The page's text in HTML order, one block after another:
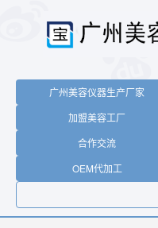
广州美容仪器生产厂家
加盟美容工厂
合作交流
OEM代加工